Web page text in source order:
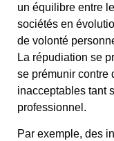
un équilibre entre
sociétés en
de volonté
La répudiation se
se prémunir contre
inacceptables tant
professionnel.
Par exemple, des